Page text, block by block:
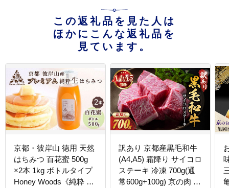
この返礼品を見た人は
ほかにこんな返礼品を
見ています。
京都・彼岸山 徳用 天然
はちみつ 百花蜜 500g
×2本 1kg ボトルタイプ
Honey Woods《純粋 非
訳あり 京都産黒毛和牛
(A4,A5) 霜降り サイコロ
ステーキ 冷凍 700g(通
常600g+100g) 京の肉 ス